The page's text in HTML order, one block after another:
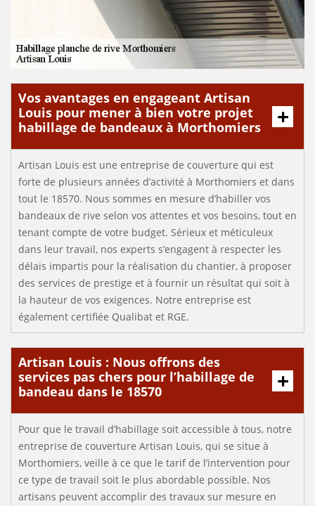
Vos avantages en engageant Artisan
Louis pour mener à bien votre projet
habillage de bandeaux à Morthomiers
Artisan Louis est une entreprise de couverture qui est
forte de plusieurs années d’activité à Morthomiers et dans
tout le 18570. Nous sommes en mesure d’habiller vos
bandeaux de rive selon vos attentes et vos besoins, tout en
tenant compte de votre budget. Sérieux et méticuleux
dans leur travail, nos experts s’engagent à respecter les
délais impartis pour la réalisation du chantier, à proposer
des services de prestige et à fournir un résultat qui soit à
la hauteur de vos exigences. Notre entreprise est
également certifiée Qualibat et RGE.
Artisan Louis : Nous offrons des
services pas chers pour l’habillage de
bandeau dans le 18570
Pour que le travail d’habillage soit accessible à tous, notre
entreprise de couverture Artisan Louis, qui se situe à
Morthomiers, veille à ce que le tarif de l’intervention pour
ce type de travail soit le plus abordable possible. Nos
artisans peuvent accomplir des travaux sur mesure en